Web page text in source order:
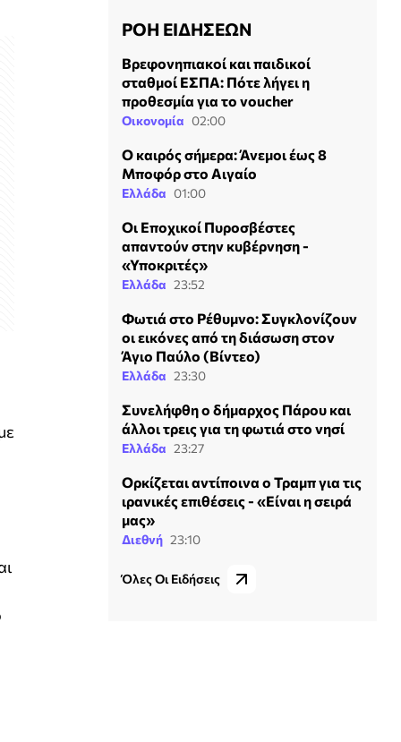
ΡΟΗ ΕΙΔΗΣΕΩΝ
Βρεφονηπιακοί και παιδικοί
σταθμοί ΕΣΠΑ: Πότε λήγει η
προθεσμία για το voucher
Οικονομία 02:00
Ο καιρός σήμερα: Άνεμοι έως 8
Μποφόρ στο Αιγαίο
Ελλάδα 01:00
Οι Εποχικοί Πυροσβέστες
απαντούν στην κυβέρνηση -
«Υποκριτές»
Ελλάδα 23:52
Φωτιά στο Ρέθυμνο: Συγκλονίζουν
οι εικόνες από τη διάσωση στον
Άγιο Παύλο (Βίντεο)
Ελλάδα 23:30
Συνελήφθη ο δήμαρχος Πάρου και
άλλοι τρεις για τη φωτιά στο νησί
Ελλάδα 23:27
Ορκίζεται αντίποινα ο Τραμπ για τις
ιρανικές επιθέσεις - «Είναι η σειρά
μας»
Διεθνή 23:10
Όλες Οι Ειδήσεις